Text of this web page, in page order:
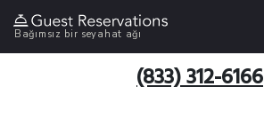
Bağımsız bir seyahat ağı
(833) 312-6166